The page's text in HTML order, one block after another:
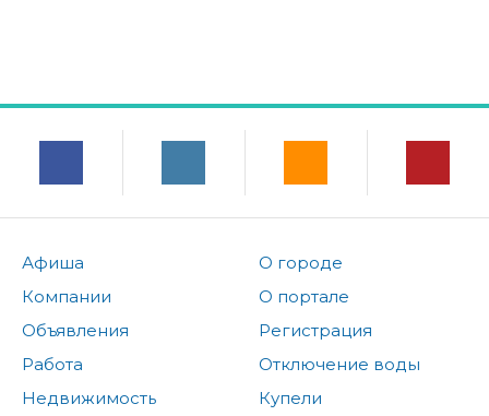
Афиша
Компании
Объявления
Работа
Недвижимость
О городе
О портале
Регистрация
Отключение воды
Купели